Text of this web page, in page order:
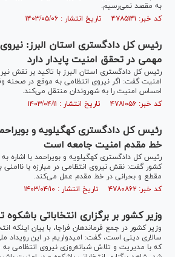
به مقصد نمی‌رسیم.
کد خبر: ۴۷۸۵۱۴۱ تاریخ انتشار : ۱۴۰۳/۰۵/۰۶
رئیس کل دادگستری استان البرز:
مهمی در تحقق امنیت پایدار دارد
رئیس کل دادگستری استان البرز با تاکید بر نقش
امنیت گفت: اگر نیروی انتظامی به موقع در صحنه
احساس امنیت را به شهروندان منتقل می‌کند.
کد خبر: ۴۷۸۱۰۵۶ تاریخ انتشار : ۱۴۰۳/۰۴/۱۱
رئیس کل دادگستری کهگیلویه و
خط مقدم امنیت جامعه است
رئیس کل دادگستری کهگیلویه و بویراحمد با اشاره
کشور گفت: نقش نیروی انتظامی در مبارزه با
مقطع و بحرانی در خط مقدم عمل می‌کند.
کد خبر: ۴۷۸۰۸۶۲ تاریخ انتشار : ۱۴۰۳/۰۴/۱۰
وزیر کشور بر برگزاری انتخاباتی باشکوه
وزیر کشور در جمع فرماندهان فراجا، با بیان اینکه
سالاری دینی است، گفت: امیدواریم در این رویداد
که با مدیریت و تلاش شبانه‌روزی نیروی انتظامی